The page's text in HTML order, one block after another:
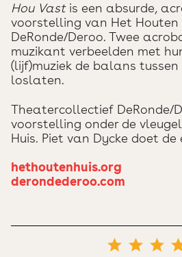
Hou Vastis een absurde,
voorstelling van Het Houten
DeRonde/Deroo. Twee
muzikant verbeelden met
(lijf)muziek de balans
loslaten.
Theatercollectief DeRonde/
voorstelling onder de
Huis. Piet van Dycke doet de
hethoutenhuis.org
derondederoo.com